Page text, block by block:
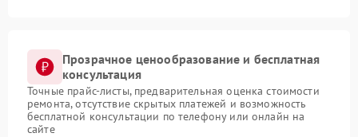
Прозрачное ценообразование и бесплатная
консультация
Точные прайс-листы, предварительная оценка стоимости
ремонта, отсутствие скрытых платежей и возможность
бесплатной консультации по телефону или онлайн на
сайте